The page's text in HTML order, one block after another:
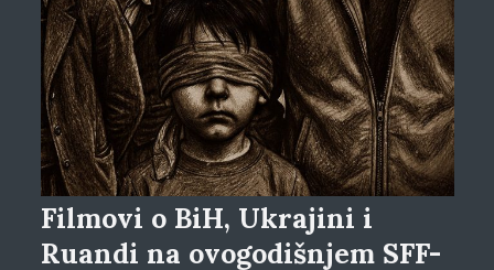
Filmovi o BiH, Ukrajini i
Ruandi na ovogodišnjem SFF-